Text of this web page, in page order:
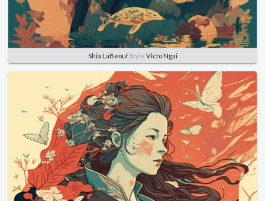
Shia LaBeoufStyle Victo Ngai